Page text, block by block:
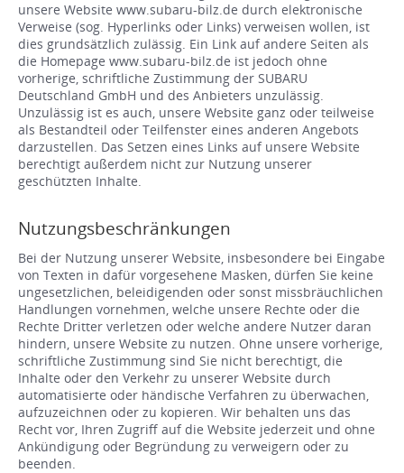
unsere Website www.subaru-bilz.de durch elektronische
Verweise (sog. Hyperlinks oder Links) verweisen wollen, ist
dies grundsätzlich zulässig. Ein Link auf andere Seiten als
die Homepage www.subaru-bilz.de ist jedoch ohne
vorherige, schriftliche Zustimmung der SUBARU
Deutschland GmbH und des Anbieters unzulässig.
Unzulässig ist es auch, unsere Website ganz oder teilweise
als Bestandteil oder Teilfenster eines anderen Angebots
darzustellen. Das Setzen eines Links auf unsere Website
berechtigt außerdem nicht zur Nutzung unserer
geschützten Inhalte.
Nutzungsbeschränkungen
Bei der Nutzung unserer Website, insbesondere bei Eingabe
von Texten in dafür vorgesehene Masken, dürfen Sie keine
ungesetzlichen, beleidigenden oder sonst missbräuchlichen
Handlungen vornehmen, welche unsere Rechte oder die
Rechte Dritter verletzen oder welche andere Nutzer daran
hindern, unsere Website zu nutzen. Ohne unsere vorherige,
schriftliche Zustimmung sind Sie nicht berechtigt, die
Inhalte oder den Verkehr zu unserer Website durch
automatisierte oder händische Verfahren zu überwachen,
aufzuzeichnen oder zu kopieren. Wir behalten uns das
Recht vor, Ihren Zugriff auf die Website jederzeit und ohne
Ankündigung oder Begründung zu verweigern oder zu
beenden.